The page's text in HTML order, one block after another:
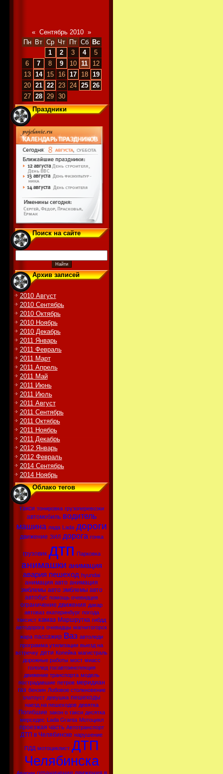
« Сентябрь 2010 »
Пн
Вт Ср Чт Пт Сб
Вс
1
2 3 4
5
6
7 8 9 10 11
12
13
14 15 16 17 18
19
20
21 22 23 24 25
26
27
28 29
30
Праздники
Поиск на сайте
Архив записей
2010 Август
2010 Сентябрь
2010 Октябрь
2010 Ноябрь
2010 Декабрь
2011 Январь
2011 Февраль
2011 Март
2011 Апрель
2011 Май
2011 Июнь
2011 Июль
2011 Август
2011 Сентябрь
2011 Октябрь
2011 Ноябрь
2011 Декабрь
2012 Январь
2012 Февраль
2014 Сентябрь
2014 Ноябрь
Облако тегов
такси тонировка грузоперевозки
автомобиль водитель
машина лада Lada дороги
движение ЗИЛ дорога гонка
грузовик дтп Парковка
анимашки анимация
авария пешеход hyundai
анимация авто анимация
эмблемы авто эмблемы авто
автобус помощь очевидцев
ограничение движения дакар
автоваз екатеринбург погода
таксист камаз Маршрутка гибдд
автодорога очевидцы магнитогорск
жара пассажир Ваз автоледи
программа утилизации выезд на
встречку дети Копейка магистраль
дорожные работы мост миасс
гололед госавтоинспекция
движение транспорта модель
пострадавшие петров меридиан
газ бензин Лобовое столкновение
златоуст девушка пешеходы
наезд на пешеходов девятка
Погибшие закон о такси десятка
мерседес Lada Granta Мотоцикл
проезжая часть Автотранспорт
ДТП в Челябинске нарушение
ПДД мотоциклист ДТП
Челябинска